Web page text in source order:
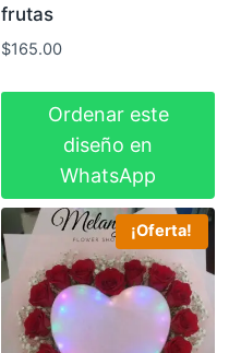
frutas
$165.00
Ordenar este
diseño en
WhatsApp
¡Oferta!